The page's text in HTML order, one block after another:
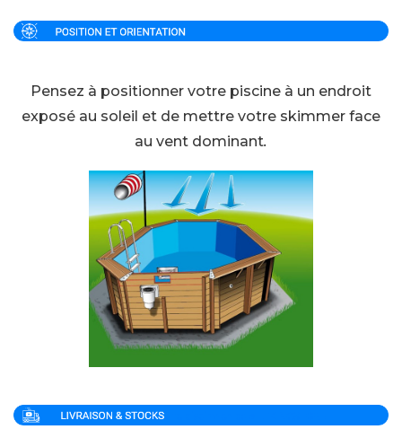
Pensez à positionner votre piscine à un endroit
exposé au soleil et de mettre votre skimmer face
au vent dominant.